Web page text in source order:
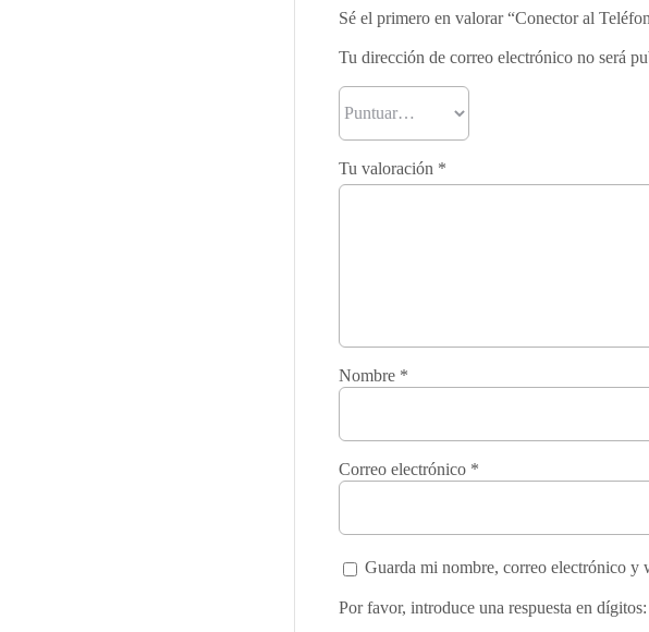
Sé el primero en valorar “Conector al
Tu dirección de correo electrónico no será
Tu valoración *
Nombre *
Correo electrónico *
Guarda mi nombre, correo electrónico y
Por favor, introduce una respuesta en dígitos: